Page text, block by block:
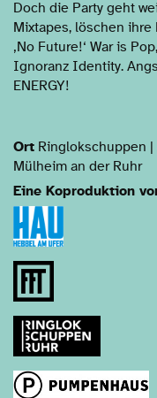
Doch die Party geht
Mixtapes, löschen
‚No Future!‘ War is
Ignoranz Identity.
ENERGY!
Ort Ringlokschuppen
Mülheim an der Ruhr
Eine Koproduktion